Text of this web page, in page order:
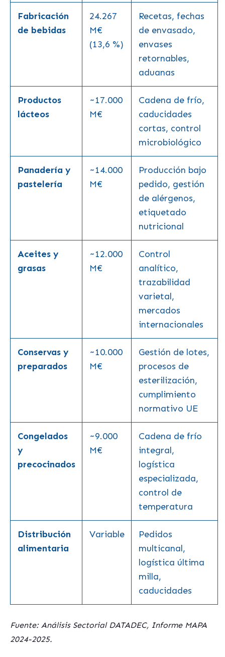
Fabricación
de bebidas
24.267
M€
(13,6 %)
Recetas, fechas
de envasado,
envases
retornables,
aduanas
Productos
lácteos
~17.000
M€
Cadena de frío,
caducidades
cortas, control
microbiológico
Panadería y
pastelería
~14.000
M€
Producción bajo
pedido, gestión
de alérgenos,
etiquetado
nutricional
Aceites y
grasas
~12.000
M€
Control
analítico,
trazabilidad
varietal,
mercados
internacionales
Conservas y
preparados
~10.000
M€
Gestión de lotes,
procesos de
esterilización,
cumplimiento
normativo UE
Congelados
y
precocinados
~9.000
M€
Cadena de frío
integral,
logística
especializada,
control de
temperatura
Distribución
alimentaria
Variable
Pedidos
multicanal,
logística última
milla,
caducidades
Fuente: Análisis Sectorial DATADEC, Informe MAPA
2024-2025.